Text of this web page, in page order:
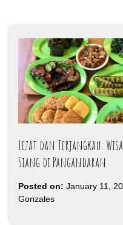
Lezat dan Terjangkau:
Siang di Pangandaran
Posted on: January 11,
Gonzales